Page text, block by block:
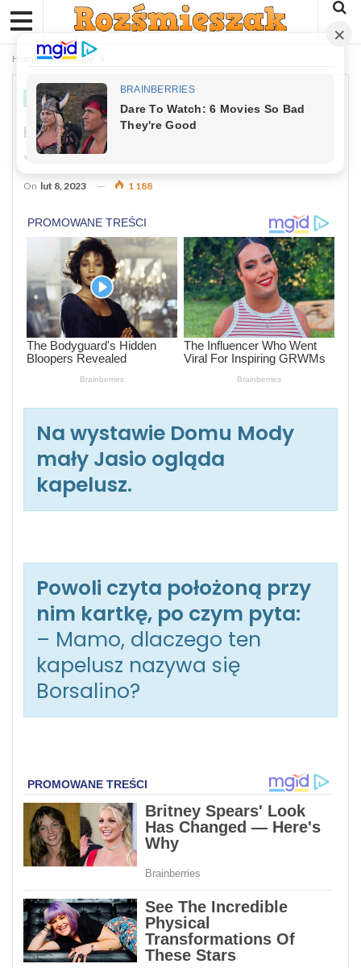
Home Dowcipy
DOWCIPY
Kawał: Na Wystawie Domu Mody Mały
Jasio Ogląda Kapelusz.
On lut 8, 2023 1 188
Na wystawie Domu Mody
mały Jasio ogląda
kapelusz.
Powoli czyta położoną przy
nim kartkę, po czym pyta:
– Mamo, dlaczego ten
kapelusz nazywa się
Borsalino?